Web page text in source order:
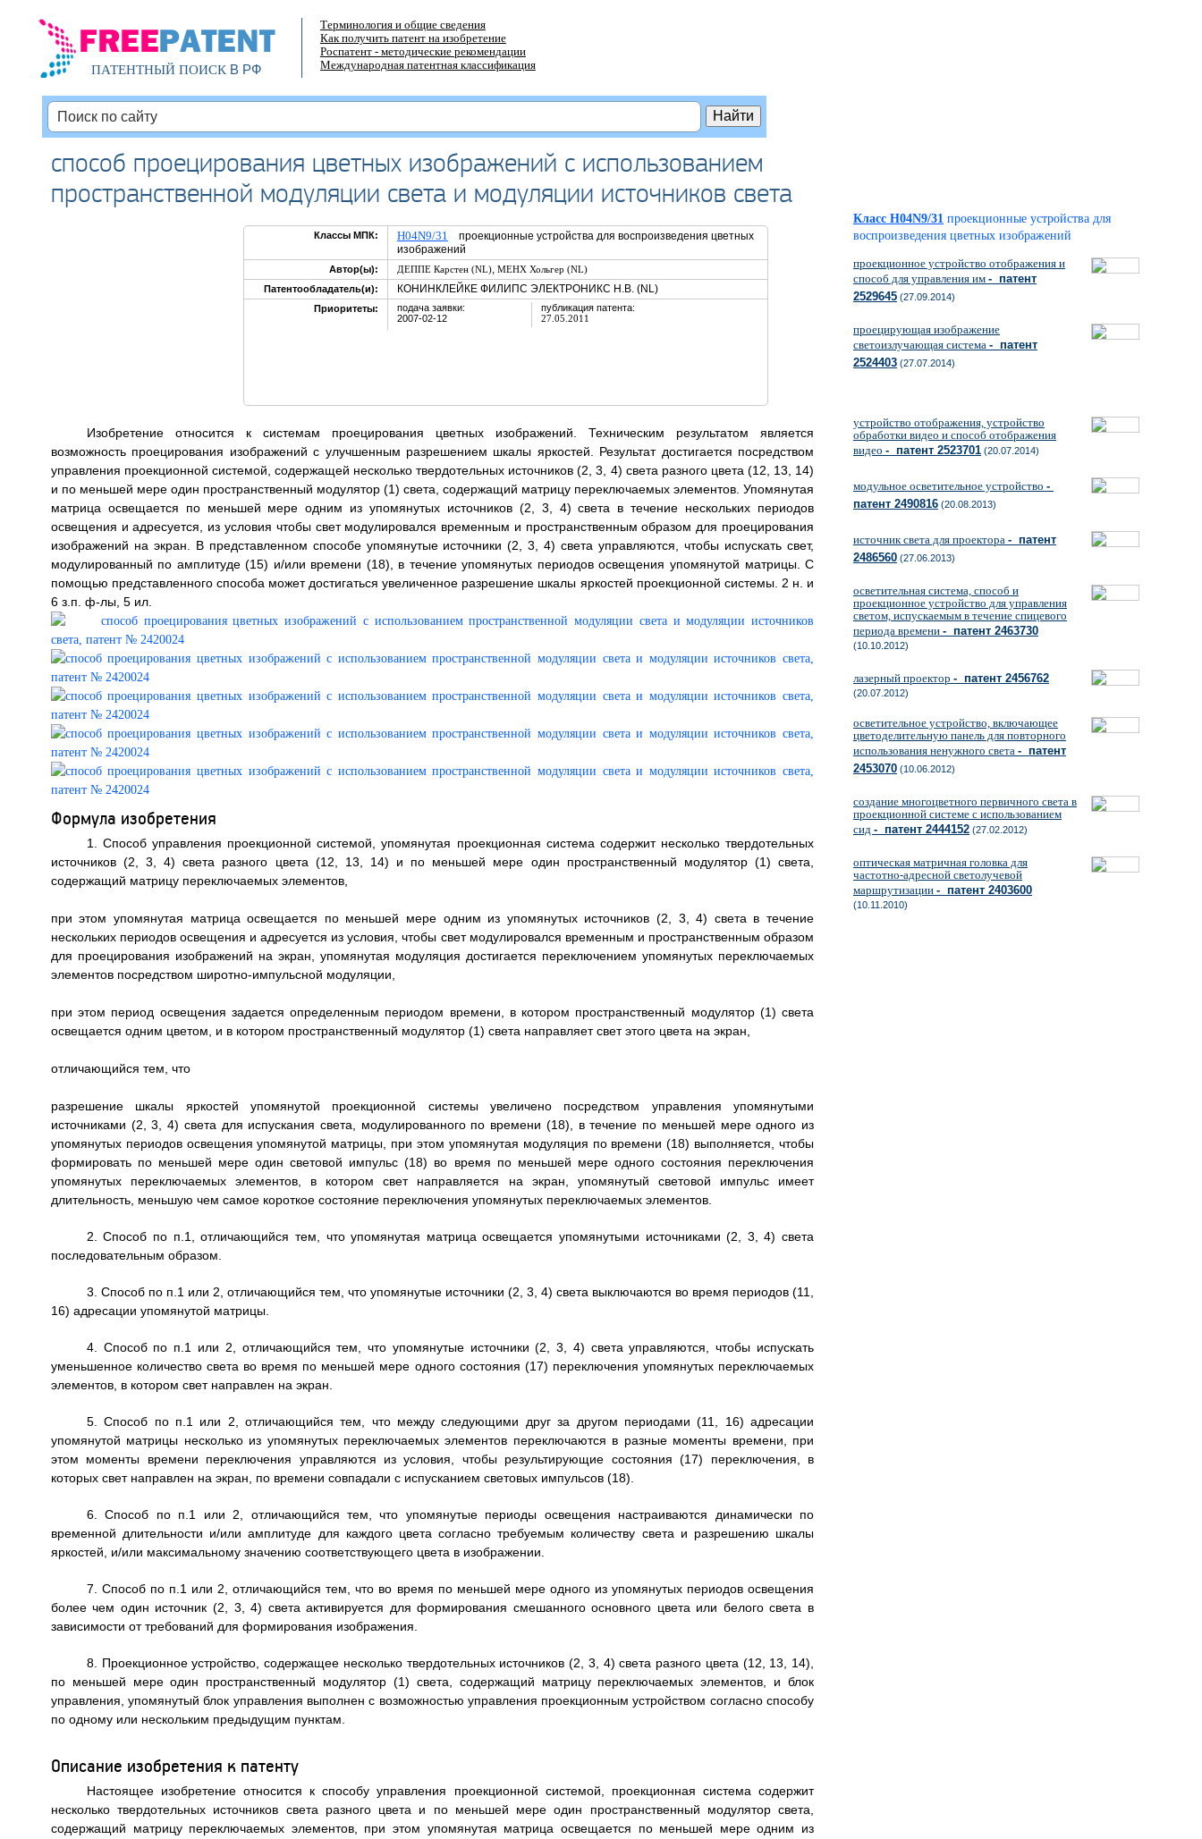
ПАТЕНТНЫЙ ПОИСКВ РФ
Терминология и общие сведения
Как получить патент на изобретение
Роспатент - методические рекомендации
Международная патентная классификация
способ проецирования цветных изображений с использованием
пространственной модуляции света и модуляции источников света
Классы МПК: H04N9/31 проекционные устройства для воспроизведения цветных
изображений
Автор(ы): ДЕППЕ Карстен (NL), МЕНХ Хольгер (NL)
Патентообладатель(и):
КОНИНКЛЕЙКЕ ФИЛИПС ЭЛЕКТРОНИКС Н.В. (NL)
Приоритеты:
подача заявки:
2007-02-12
публикация патента:
27.05.2011
Изобретение относится к системам проецирования цветных изображений. Техническим результатом является
возможность проецирования изображений с улучшенным разрешением шкалы яркостей. Результат достигается посредством
управления проекционной системой, содержащей несколько твердотельных источников (2, 3, 4) света разного цвета (12, 13, 14)
и по меньшей мере один пространственный модулятор (1) света, содержащий матрицу переключаемых элементов. Упомянутая
матрица освещается по меньшей мере одним из упомянутых источников (2, 3, 4) света в течение нескольких периодов
освещения и адресуется, из условия чтобы свет модулировался временным и пространственным образом для проецирования
изображений на экран. В представленном способе упомянутые источники (2, 3, 4) света управляются, чтобы испускать свет,
модулированный по амплитуде (15) и/или времени (18), в течение упомянутых периодов освещения упомянутой матрицы. С
помощью представленного способа может достигаться увеличенное разрешение шкалы яркостей проекционной системы. 2 н. и
6 з.п. ф-лы, 5 ил.
Формула изобретения
1. Способ управления проекционной системой, упомянутая проекционная система содержит несколько твердотельных
источников (2, 3, 4) света разного цвета (12, 13, 14) и по меньшей мере один пространственный модулятор (1) света,
содержащий матрицу переключаемых элементов,
при этом упомянутая матрица освещается по меньшей мере одним из упомянутых источников (2, 3, 4) света в течение
нескольких периодов освещения и адресуется из условия, чтобы свет модулировался временным и пространственным образом
для проецирования изображений на экран, упомянутая модуляция достигается переключением упомянутых переключаемых
элементов посредством широтно-импульсной модуляции,
при этом период освещения задается определенным периодом времени, в котором пространственный модулятор (1) света
освещается одним цветом, и в котором пространственный модулятор (1) света направляет свет этого цвета на экран,
отличающийся тем, что
разрешение шкалы яркостей упомянутой проекционной системы увеличено посредством управления упомянутыми
источниками (2, 3, 4) света для испускания света, модулированного по времени (18), в течение по меньшей мере одного из
упомянутых периодов освещения упомянутой матрицы, при этом упомянутая модуляция по времени (18) выполняется, чтобы
формировать по меньшей мере один световой импульс (18) во время по меньшей мере одного состояния переключения
упомянутых переключаемых элементов, в котором свет направляется на экран, упомянутый световой импульс имеет
длительность, меньшую чем самое короткое состояние переключения упомянутых переключаемых элементов.
2. Способ по п.1, отличающийся тем, что упомянутая матрица освещается упомянутыми источниками (2, 3, 4) света
последовательным образом.
3. Способ по п.1 или 2, отличающийся тем, что упомянутые источники (2, 3, 4) света выключаются во время периодов (11,
16) адресации упомянутой матрицы.
4. Способ по п.1 или 2, отличающийся тем, что упомянутые источники (2, 3, 4) света управляются, чтобы испускать
уменьшенное количество света во время по меньшей мере одного состояния (17) переключения упомянутых переключаемых
элементов, в котором свет направлен на экран.
5. Способ по п.1 или 2, отличающийся тем, что между следующими друг за другом периодами (11, 16) адресации
упомянутой матрицы несколько из упомянутых переключаемых элементов переключаются в разные моменты времени, при
этом моменты времени переключения управляются из условия, чтобы результирующие состояния (17) переключения, в
которых свет направлен на экран, по времени совпадали с испусканием световых импульсов (18).
6. Способ по п.1 или 2, отличающийся тем, что упомянутые периоды освещения настраиваются динамически по
временной длительности и/или амплитуде для каждого цвета согласно требуемым количеству света и разрешению шкалы
яркостей, и/или максимальному значению соответствующего цвета в изображении.
7. Способ по п.1 или 2, отличающийся тем, что во время по меньшей мере одного из упомянутых периодов освещения
более чем один источник (2, 3, 4) света активируется для формирования смешанного основного цвета или белого света в
зависимости от требований для формирования изображения.
8. Проекционное устройство, содержащее несколько твердотельных источников (2, 3, 4) света разного цвета (12, 13, 14),
по меньшей мере один пространственный модулятор (1) света, содержащий матрицу переключаемых элементов, и блок
управления, упомянутый блок управления выполнен с возможностью управления проекционным устройством согласно способу
по одному или нескольким предыдущим пунктам.
Описание изобретения к патенту
Настоящее изобретение относится к способу управления проекционной системой, проекционная система содержит
несколько твердотельных источников света разного цвета и по меньшей мере один пространственный модулятор света,
содержащий матрицу переключаемых элементов, при этом упомянутая матрица освещается по меньшей мере одним из
Класс H04N9/31 проекционные устройства для
воспроизведения цветных изображений
проекционное устройство отображения и
способ для управления им - патент
2529645 (27.09.2014)
проецирующая изображение
светоизлучающая система - патент
2524403 (27.07.2014)
устройство отображения, устройство
обработки видео и способ отображения
видео - патент 2523701 (20.07.2014)
модульное осветительное устройство -
патент 2490816 (20.08.2013)
источник света для проектора - патент
2486560 (27.06.2013)
осветительная система, способ и
проекционное устройство для управления
светом, испускаемым в течение спицевого
периода времени - патент 2463730
(10.10.2012)
лазерный проектор - патент 2456762
(20.07.2012)
осветительное устройство, включающее
цветоделительную панель для повторного
использования ненужного света - патент
2453070 (10.06.2012)
создание многоцветного первичного света в
проекционной системе с использованием
сид - патент 2444152 (27.02.2012)
оптическая матричная головка для
частотно-адресной светолучевой
маршрутизации - патент 2403600
(10.11.2010)